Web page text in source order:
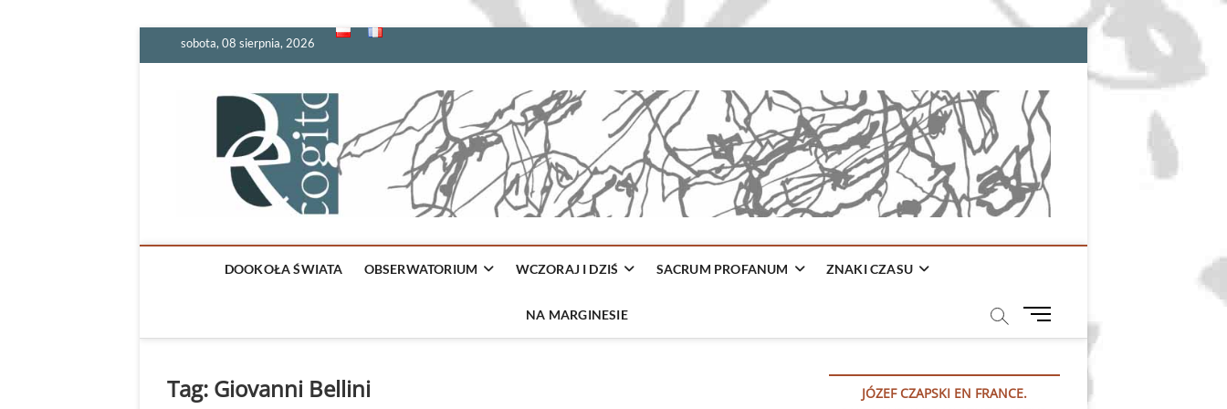
sobota, 08 sierpnia, 2026
DOOKOŁA ŚWIATA OBSERWATORIUM WCZORAJ I DZIŚ SACRUM PROFANUM ZNAKI CZASU
NA MARGINESIE
M
u
Tag: Giovanni Bellini
JÓZEF CZAPSKI EN FRANCE.